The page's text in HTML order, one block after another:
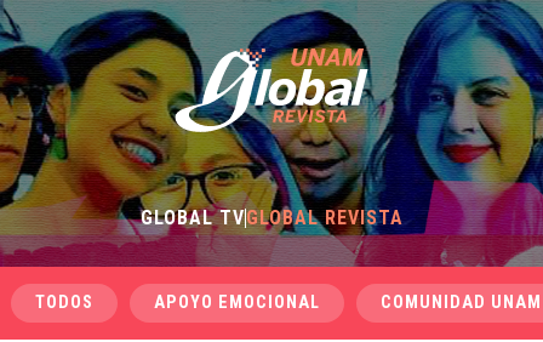
GLOBAL TVGLOBAL REVISTA
TODOS APOYO EMOCIONAL COMUNIDAD UNAM